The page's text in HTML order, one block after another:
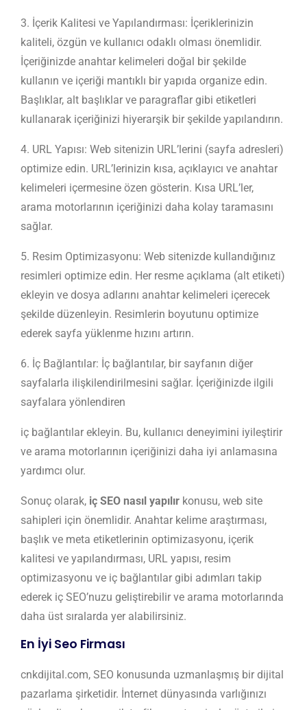
3. İçerik Kalitesi ve Yapılandırması: İçeriklerinizin
kaliteli, özgün ve kullanıcı odaklı olması önemlidir.
İçeriğinizde anahtar kelimeleri doğal bir şekilde
kullanın ve içeriği mantıklı bir yapıda organize edin.
Başlıklar, alt başlıklar ve paragraflar gibi etiketleri
kullanarak içeriğinizi hiyerarşik bir şekilde yapılandırın.
4. URL Yapısı: Web sitenizin URL’lerini (sayfa adresleri)
optimize edin. URL’lerinizin kısa, açıklayıcı ve anahtar
kelimeleri içermesine özen gösterin. Kısa URL’ler,
arama motorlarının içeriğinizi daha kolay taramasını
sağlar.
5. Resim Optimizasyonu: Web sitenizde kullandığınız
resimleri optimize edin. Her resme açıklama (alt etiketi)
ekleyin ve dosya adlarını anahtar kelimeleri içerecek
şekilde düzenleyin. Resimlerin boyutunu optimize
ederek sayfa yüklenme hızını artırın.
6. İç Bağlantılar: İç bağlantılar, bir sayfanın diğer
sayfalarla ilişkilendirilmesini sağlar. İçeriğinizde ilgili
sayfalara yönlendiren
iç bağlantılar ekleyin. Bu, kullanıcı deneyimini iyileştirir
ve arama motorlarının içeriğinizi daha iyi anlamasına
yardımcı olur.
Sonuç olarak, iç SEO nasıl yapılır konusu, web site
sahipleri için önemlidir. Anahtar kelime araştırması,
başlık ve meta etiketlerinin optimizasyonu, içerik
kalitesi ve yapılandırması, URL yapısı, resim
optimizasyonu ve iç bağlantılar gibi adımları takip
ederek iç SEO’nuzu geliştirebilir ve arama motorlarında
daha üst sıralarda yer alabilirsiniz.
En İyi Seo Firması
cnkdijital.com, SEO konusunda uzmanlaşmış bir dijital
pazarlama şirketidir. İnternet dünyasında varlığınızı